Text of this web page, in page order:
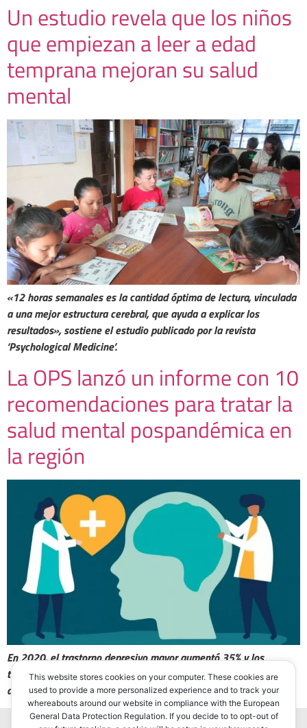
Un estudio revela que los niños
que empiezan a leer a edad
temprana mejoran su salud
mental
«12 horas semanales es la cantidad óptima de lectura, vinculada
a una mejor estructura cerebral, que ayuda a explicar los
resultados», sostiene el estudio publicado por la revista
‘Psychological Medicine’.
La OPS lanzó un informe con 10
recomendaciones para tratar la
salud mental pospandémica en
la región
En 2020, el trastorno depresivo mayor aumentó 35% y los
trastornos de ansiedad 32% en América Latina y el Caribe debido
a la pandemia, subrayó el informe.
This website stores cookies on your computer. These cookies are
used to provide a more personalized experience and to track your
whereabouts around our website in compliance with the European
General Data Protection Regulation. If you decide to to opt-out of